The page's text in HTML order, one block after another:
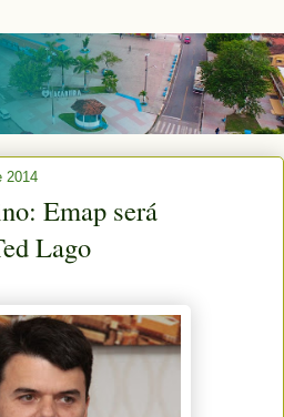
2014
Emap será
Lago